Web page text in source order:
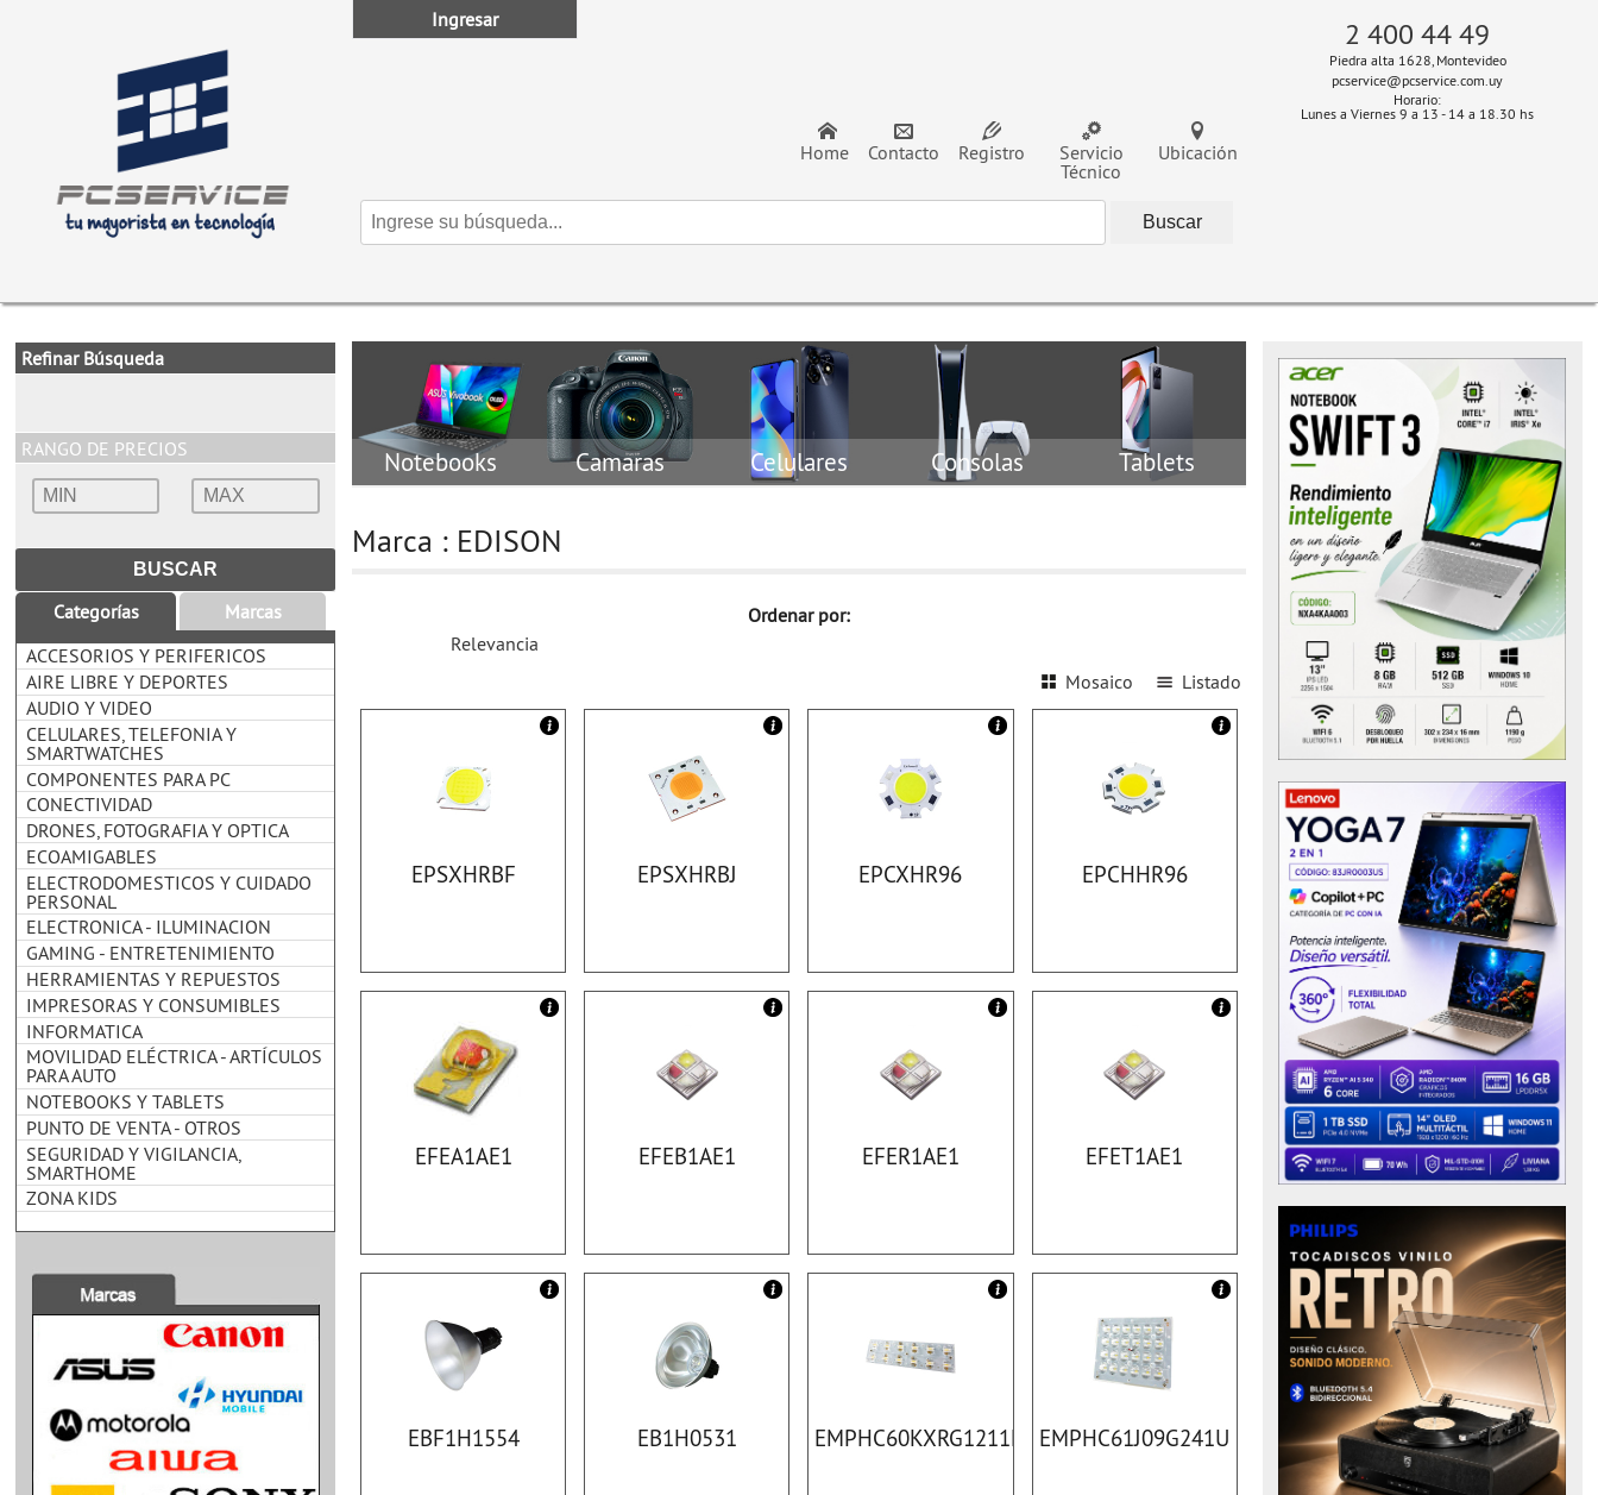
Ubicación
Servicio
Técnico
Registro
Contacto
Home
Ingresar 2 400 44 49
Piedra alta 1628, Montevideo
pcservice@pcservice.com.uy
Horario:
Lunes a Viernes 9 a 13 - 14 a 18.30 hs
Refinar Búsqueda
RANGO DE PRECIOS
Categorías
Marcas
ACCESORIOS Y PERIFERICOS
AIRE LIBRE Y DEPORTES
AUDIO Y VIDEO
CELULARES, TELEFONIA Y
SMARTWATCHES
COMPONENTES PARA PC
CONECTIVIDAD
DRONES, FOTOGRAFIA Y OPTICA
ECOAMIGABLES
ELECTRODOMESTICOS Y CUIDADO
PERSONAL
ELECTRONICA - ILUMINACION
GAMING - ENTRETENIMIENTO
HERRAMIENTAS Y REPUESTOS
IMPRESORAS Y CONSUMIBLES
INFORMATICA
MOVILIDAD ELÉCTRICA - ARTÍCULOS
PARA AUTO
NOTEBOOKS Y TABLETS
PUNTO DE VENTA - OTROS
SEGURIDAD Y VIGILANCIA,
SMARTHOME
ZONA KIDS
Notebooks Camaras Celulares Consolas Tablets
Marca : EDISON
Ordenar por:
Relevancia
Listado
Mosaico
EPSXHRBF EPSXHRBJ EPCXHR96 EPCHHR96
EFEA1AE1 EFEB1AE1 EFER1AE1 EFET1AE1
EBF1H1554 EB1H0531 EMPHC60KXRG1211K EMPHC61J09G241U